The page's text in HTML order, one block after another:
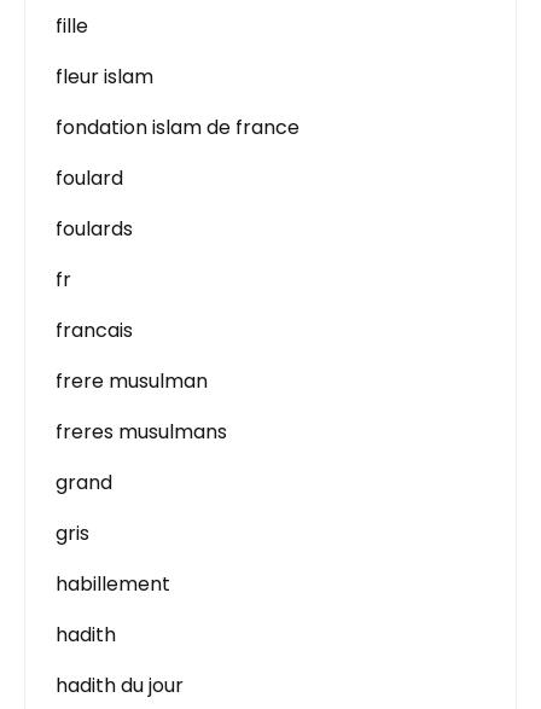
fille
fleur islam
fondation islam de france
foulard
foulards
fr
francais
frere musulman
freres musulmans
grand
gris
habillement
hadith
hadith du jour